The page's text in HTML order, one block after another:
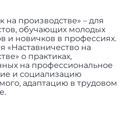
на производстве» – для
обучающих молодых
и новичков в профессиях.
«Наставничество на
о практиках,
на профессиональное
и социализацию
адаптацию в трудовом